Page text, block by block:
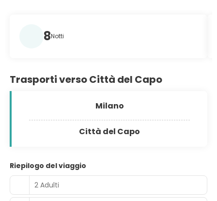
8Notti
Trasporti verso Città del Capo
Milano
Città del Capo
Riepilogo del viaggio
2 Adulti